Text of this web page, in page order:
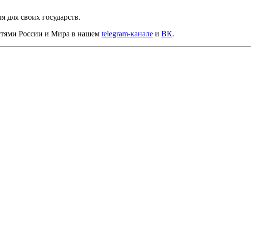
для своих государств.
России и Мира в нашем telegram-канале и ВК.